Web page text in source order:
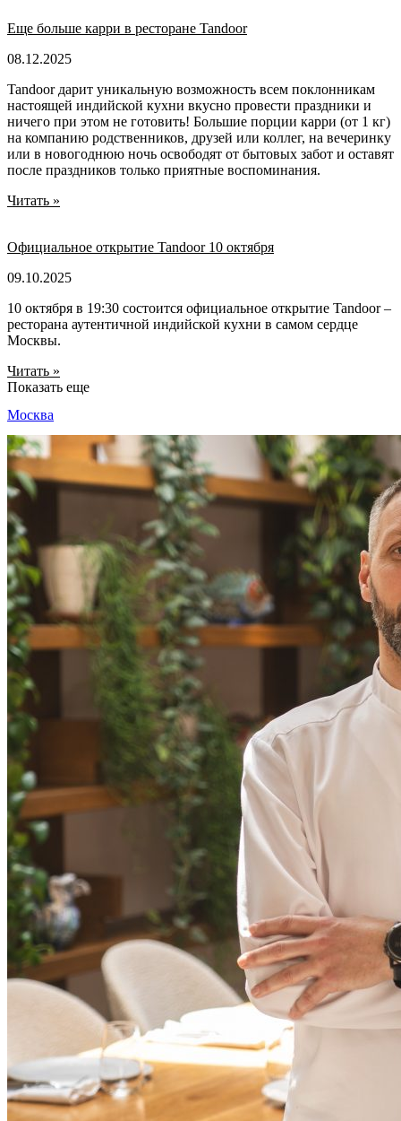
Еще больше карри в ресторане Tandoor
08.12.2025
Tandoor дарит уникальную возможность всем поклонникам
настоящей индийской кухни вкусно провести праздники и
ничего при этом не готовить! Большие порции карри (от 1 кг)
на компанию родственников, друзей или коллег, на вечеринку
или в новогоднюю ночь освободят от бытовых забот и оставят
после праздников только приятные воспоминания.
Читать »
Официальное открытие Tandoor 10 октября
09.10.2025
10 октября в 19:30 состоится официальное открытие Tandoor –
ресторана аутентичной индийской кухни в самом сердце
Москвы.
Читать »
Показать еще
Москва